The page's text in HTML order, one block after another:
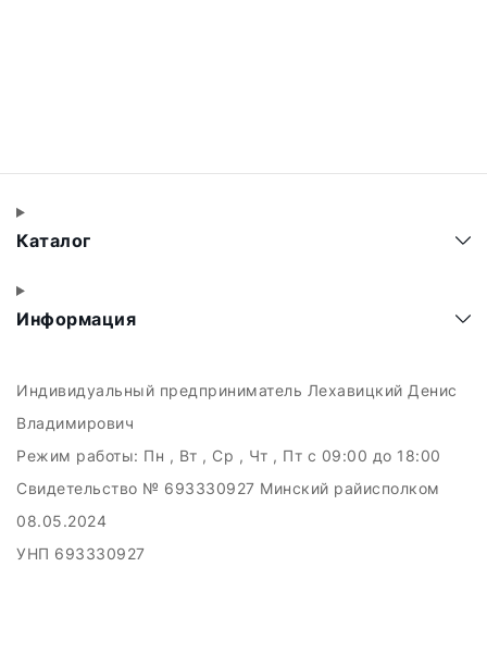
Каталог
Информация
Индивидуальный предприниматель Лехавицкий Денис
Владимирович
Режим работы: Пн , Вт , Ср , Чт , Пт c 09:00 до 18:00
Свидетельство № 693330927 Минский райисполком
08.05.2024
УНП 693330927